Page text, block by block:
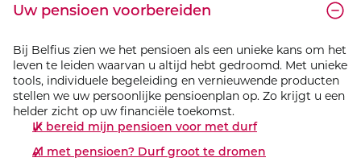
Uw pensioen voorbereiden
Bij Belfius zien we het pensioen als een unieke kans om het
leven te leiden waarvan u altijd hebt gedroomd. Met unieke
tools, individuele begeleiding en vernieuwende producten
stellen we uw persoonlijke pensioenplan op. Zo krijgt u een
helder zicht op uw financiële toekomst.
Ik bereid mijn pensioen voor met durf
Al met pensioen? Durf groot te dromen